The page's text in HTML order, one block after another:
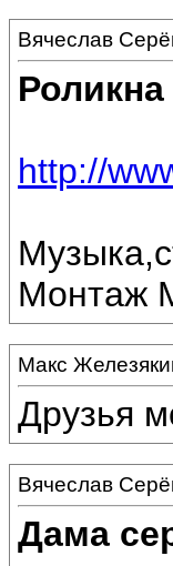
Вячеслав
http://
Монтаж
Макс
Друзья
Вячеслав
Дама